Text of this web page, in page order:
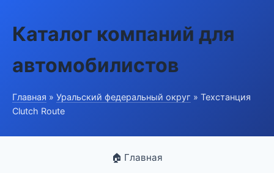
Каталог компаний для
автомобилистов
Главная » Уральский федеральный округ » Техстанция
Clutch Route
🏠 Главная